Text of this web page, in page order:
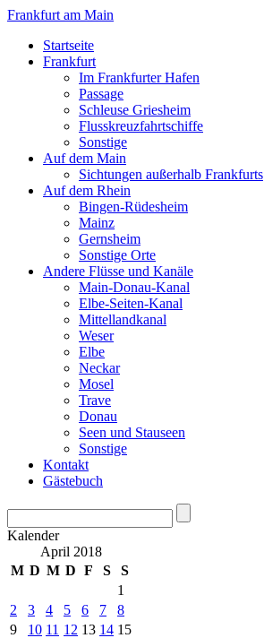
Frankfurt am Main
Startseite
Frankfurt
Im Frankfurter Hafen
Passage
Schleuse Griesheim
Flusskreuzfahrtschiffe
Sonstige
Auf dem Main
Sichtungen außerhalb Frankfurts
Auf dem Rhein
Bingen-Rüdesheim
Mainz
Gernsheim
Sonstige Orte
Andere Flüsse und Kanäle
Main-Donau-Kanal
Elbe-Seiten-Kanal
Mittellandkanal
Weser
Elbe
Neckar
Mosel
Trave
Donau
Seen und Stauseen
Sonstige
Kontakt
Gästebuch
Kalender
April 2018
M D M D F S
S
1
2
3 4 5 6 7
8
9
10 11 12 13 14 15